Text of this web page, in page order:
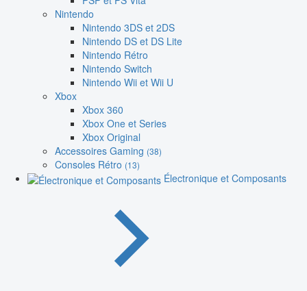
Nintendo
Nintendo 3DS et 2DS
Nintendo DS et DS Lite
Nintendo Rétro
Nintendo Switch
Nintendo Wii et Wii U
Xbox
Xbox 360
Xbox One et Series
Xbox Original
Accessoires Gaming (38)
Consoles Rétro (13)
Électronique et Composants